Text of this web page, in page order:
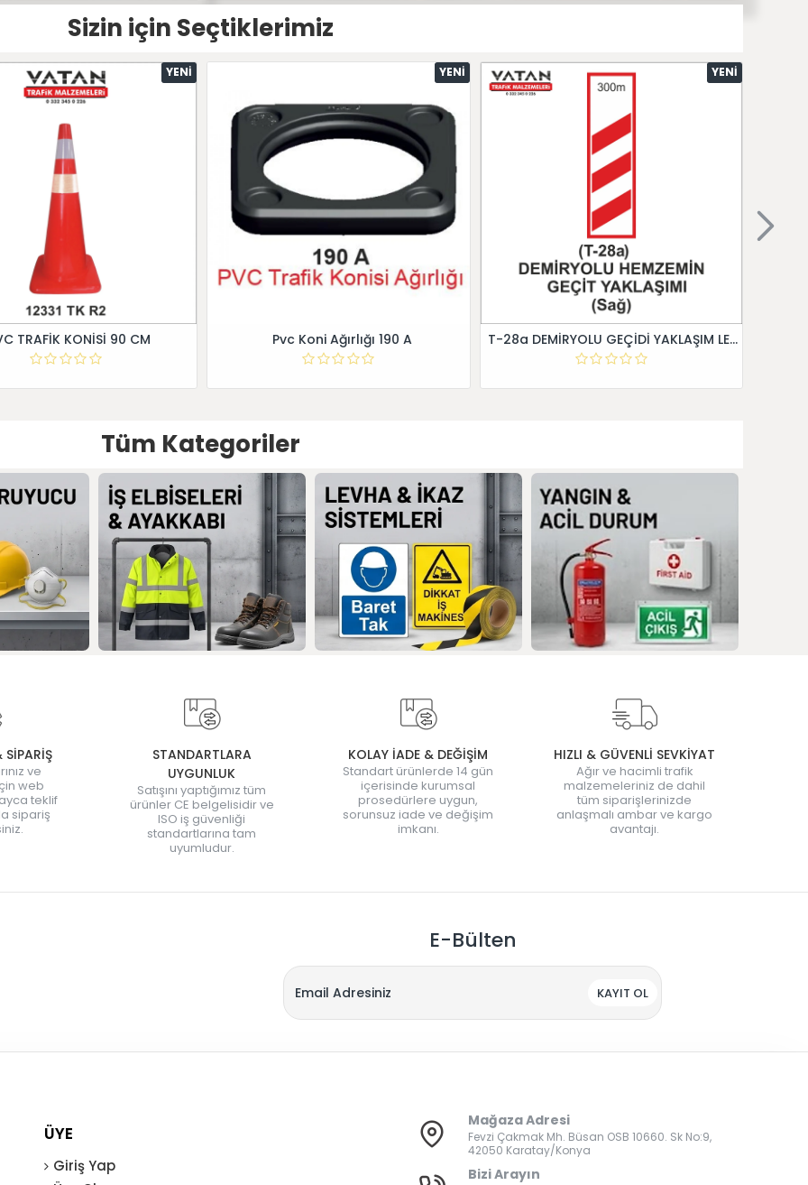
Sizin için Seçtiklerimiz
YENI
TRAFİK KONİSİ 90 CM
YENI
Pvc Koni Ağırlığı 190 A
YENI
T-28a DEMİRYOLU GEÇİDİ YAKLAŞIM LEVHALARI (Sağ)
Tüm Kategoriler
SİPARİŞ
ve
web
teklif
sipariş
STANDARTLARA
UYGUNLUK
Satışını yaptığımız tüm
ürünler CE belgelisidir ve
ISO iş güvenliği
standartlarına tam
uyumludur.
KOLAY İADE & DEĞİŞİM
Standart ürünlerde 14 gün
içerisinde kurumsal
prosedürlere uygun,
sorunsuz iade ve değişim
imkanı.
HIZLI & GÜVENLİ SEVKİYAT
Ağır ve hacimli trafik
malzemeleriniz de dahil
tüm siparişlerinizde
anlaşmalı ambar ve kargo
avantajı.
E-Bülten
KAYIT OL
ÜYE
Giriş Yap
Mağaza Adresi
Fevzi Çakmak Mh. Büsan OSB 10660. Sk No:9,
42050 Karatay/Konya
Bizi Arayın